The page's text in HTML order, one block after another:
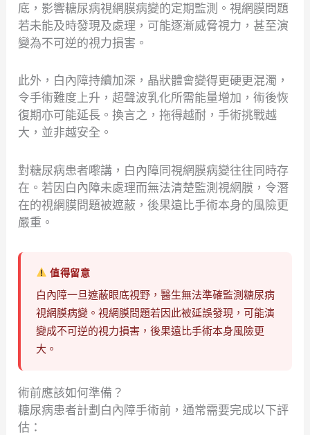
底，影響糖尿病視網膜病變的定期監測。視網膜問題
若未能及時發現及處理，可能逐漸威脅視力，甚至演
變為不可逆的視力損害。
此外，白內障持續加深，晶狀體會變得更硬更混濁，
令手術難度上升，超聲波乳化所需能量增加，術後恢
復期亦可能延長。換言之，拖得越耐，手術挑戰越
大，並非越安全。
對糖尿病患者嚟講，白內障同視網膜病變往往同時存
在。若因白內障未處理而無法清楚監測視網膜，令潛
在的視網膜問題被遮蔽，後果遠比手術本身的風險更
嚴重。
值得留意
白內障一旦遮蔽眼底視野，醫生無法準確監測糖尿病
視網膜病變。視網膜問題若因此被延誤發現，可能演
變成不可逆的視力損害，後果遠比手術本身風險更
大。
術前應該如何準備？
糖尿病患者計劃白內障手術前，通常需要完成以下評
估：